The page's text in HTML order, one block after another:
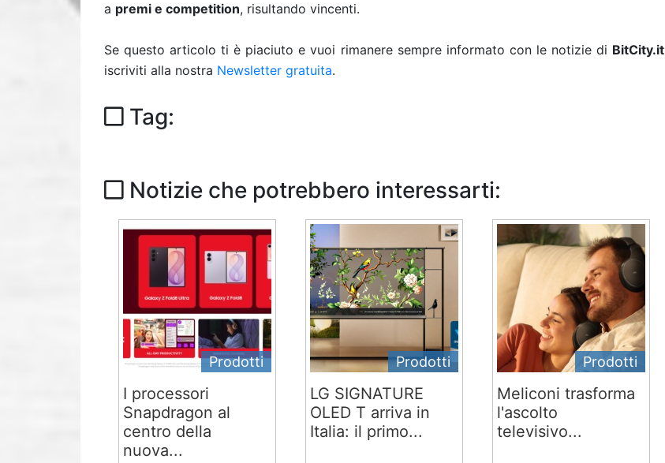
a premi e competition, risultando vincenti.
Se questo articolo ti è piaciuto e vuoi rimanere sempre informato con le notizie di BitCity.it
iscriviti alla nostra Newsletter gratuita.
Tag:
Notizie che potrebbero interessarti:
Prodotti
I processori
Snapdragon al
centro della
nuova...
Prodotti
LG SIGNATURE
OLED T arriva in
Italia: il primo...
Prodotti
Meliconi trasforma
l'ascolto
televisivo...